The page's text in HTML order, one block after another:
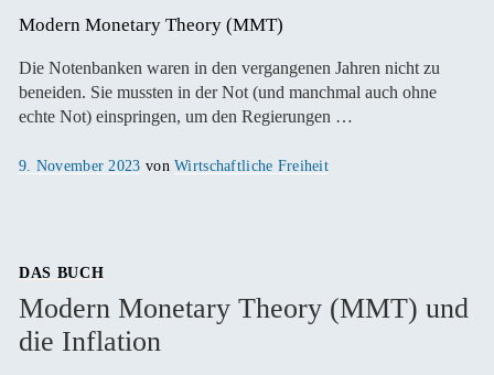
Modern Monetary Theory (MMT)
Die Notenbanken waren in den vergangenen Jahren nicht zu
beneiden. Sie mussten in der Not (und manchmal auch ohne
echte Not) einspringen, um den Regierungen …
Veröffentlicht
9. November 2023 vonWirtschaftliche Freiheit
DAS BUCH
Modern Monetary Theory (MMT) und
die Inflation